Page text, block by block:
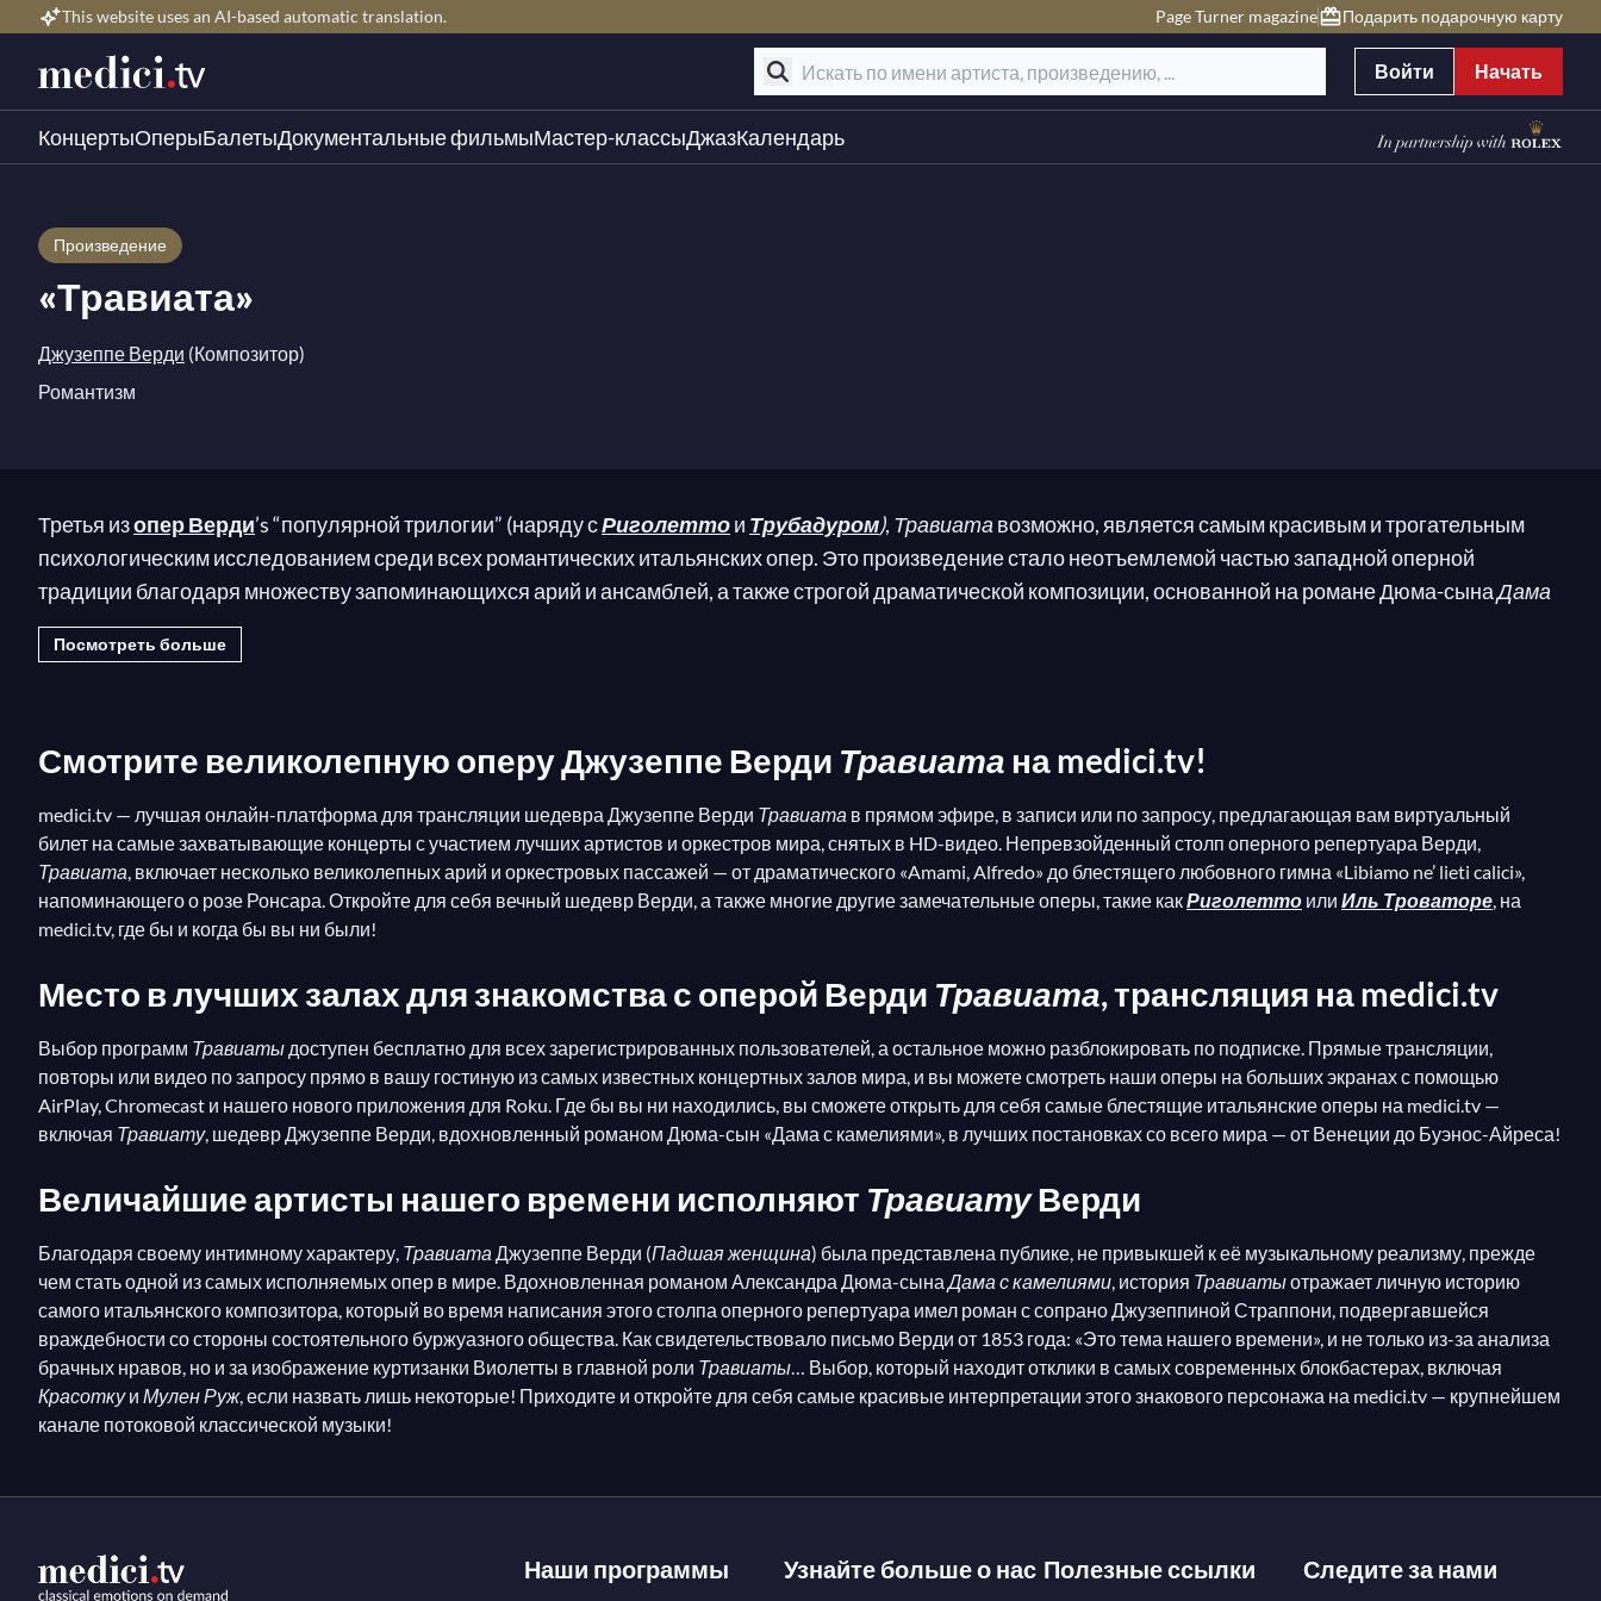
This website uses an AI-based automatic translation. Page Turner magazine Подарить подарочную карту
Войти Начать
КонцертыОперыБалетыДокументальные фильмыМастер-классыДжазКалендарь
Произведение
«Травиата»
Джузеппе Верди (Композитор)
Романтизм
Третья изопер Верди’s “популярной трилогии” (наряду сРиголеттои Трубадуром), Травиата возможно, является самым красивым и трогательным
психологическим исследованием среди всех романтических итальянских опер. Это произведение стало неотъемлемой частью западной оперной
традиции благодаря множеству запоминающихся арий и ансамблей, а также строгой драматической композиции, основанной на романе Дюма-сынаДама
с камелиями. Сюжет вращается вокруг Виолетты, любящей роскошь куртизанки, которая впервые влюбляется в молодого Альфредо. Однако Жермон,
отец Альфредо, просит молодую девушку отказаться от этой любви, презренной в его глазах. Она соглашается и умирает в одиночестве от туберкулеза.
Однако Верди, согласно Луиза Миллер , был больше заинтересован в психологических тонкостях, сложных и хрупких персонажах…В
Верди не только художественные, но и напрямую связаны с его личной жизнью: его партнерша, Джузеппина Стреппони, сильно заболела, и, будучи
однажды вдовцом, он боялся потерять ее. Аналогично, забота о респектабельности и морализаторский аспект характера Жермона отсылают к клевете,
окружавшей Джузеппину Стреппони, которая до брака с Верди была любовницей импресарио Мерелли, с которым у нее был ребенок.
Риголеттои
сопрано в первом акте, лирического сопрано во втором и драматического сопрано в третьем: главная причина, почему исполнение
Марии Каллас’
остается любимым!
Посмотреть больше
Смотрите великолепную оперу Джузеппе Верди Травиата на medici.tv!
medici.tv — лучшая онлайн-платформа для трансляции шедевра Джузеппе Верди Травиата в прямом эфире, в записи или по запросу, предлагающая вам виртуальный
билет на самые захватывающие концерты с участием лучших артистов и оркестров мира, снятых в HD-видео. Непревзойденный столп оперного репертуара Верди,
Травиата, включает несколько великолепных арий и оркестровых пассажей — от драматического «Amami, Alfredo» до блестящего любовного гимна «Libiamo ne’ lieti calici»,
напоминающего о розе Ронсара. Откройте для себя вечный шедевр Верди, а также многие другие замечательные оперы, такие какРиголетто или Иль Троваторе, на
medici.tv, где бы и когда бы вы ни были!
Место в лучших залах для знакомства с оперой Верди Травиата, трансляция на medici.tv
Выбор программ Травиаты доступен бесплатно для всех зарегистрированных пользователей, а остальное можно разблокировать по подписке. Прямые трансляции,
повторы или видео по запросу прямо в вашу гостиную из самых известных концертных залов мира, и вы можете смотреть наши оперы на больших экранах с помощью
AirPlay, Chromecast и нашего нового приложения для Roku. Где бы вы ни находились, вы сможете открыть для себя самые блестящие итальянские оперы на medici.tv —
включая Травиату, шедевр Джузеппе Верди, вдохновленный романом Дюма-сын «Дама с камелиями», в лучших постановках со всего мира — от Венеции до Буэнос-Айреса!
Величайшие артисты нашего времени исполняют ТравиатуВерди
Благодаря своему интимному характеру, Травиата Джузеппе Верди (Падшая женщина) была представлена публике, не привыкшей к её музыкальному реализму, прежде
чем стать одной из самых исполняемых опер в мире. Вдохновленная романом Александра Дюма-сынаДама с камелиями, история Травиатыотражает личную историю
самого итальянского композитора, который во время написания этого столпа оперного репертуара имел роман с сопрано Джузеппиной Страппони, подвергавшейся
враждебности со стороны состоятельного буржуазного общества. Как свидетельствовало письмо Верди от 1853 года: «Это тема нашего времени», и не только из-за анализа
брачных нравов, но и за изображение куртизанки Виолетты в главной роли Травиаты… Выбор, который находит отклики в самых современных блокбастерах, включая
Красоткуи Мулен Руж, если назвать лишь некоторые! Приходите и откройте для себя самые красивые интерпретации этого знакового персонажа на medici.tv — крупнейшем
канале потоковой классической музыки!
Наши программы Узнайте больше о нас Полезные ссылки Следите за нами